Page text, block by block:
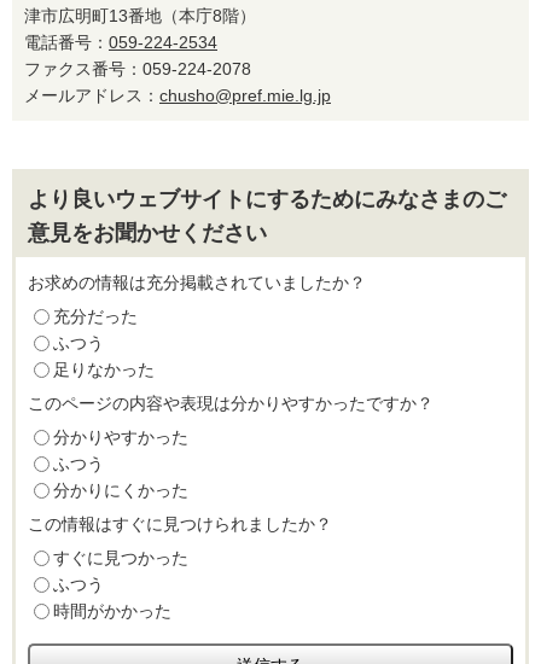
津市広明町13番地（本庁8階）
電話番号： 059-224-2534
ファクス番号：059-224-2078
メールアドレス： chusho@pref.mie.lg.jp
より良いウェブサイトにするためにみなさまのご
意見をお聞かせください
お求めの情報は充分掲載されていましたか？
充分だった
ふつう
足りなかった
このページの内容や表現は分かりやすかったですか？
分かりやすかった
ふつう
分かりにくかった
この情報はすぐに見つけられましたか？
すぐに見つかった
ふつう
時間がかかった